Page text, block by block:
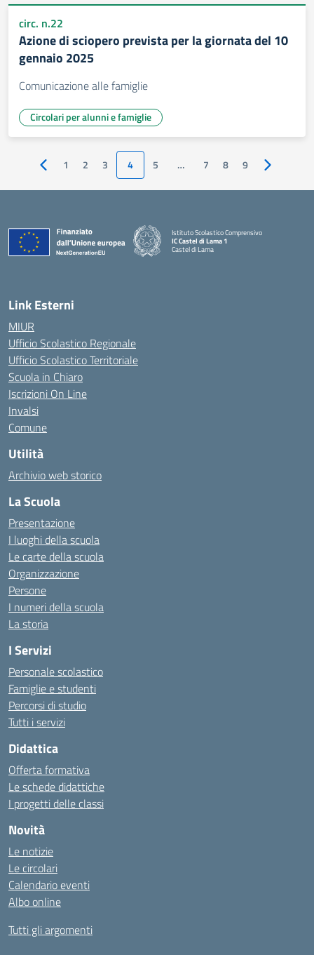
circ. n.22
Azione di sciopero prevista per la giornata del 10
gennaio 2025
Comunicazione alle famiglie
Circolari per alunni e famiglie
Pagina precedente
1 2 3 4 5 … 7 8 9 Pagina
Istituto Scolastico Comprensivo
IC Castel di Lama 1
Castel di Lama
Link Esterni
MIUR
Ufficio Scolastico Regionale
Ufficio Scolastico Territoriale
Scuola in Chiaro
Iscrizioni On Line
Invalsi
Comune
Utilità
Archivio web storico
La Scuola
Presentazione
I luoghi della scuola
Le carte della scuola
Organizzazione
Persone
I numeri della scuola
La storia
I Servizi
Personale scolastico
Famiglie e studenti
Percorsi di studio
Tutti i servizi
Didattica
Offerta formativa
Le schede didattiche
I progetti delle classi
Novità
Le notizie
Le circolari
Calendario eventi
Albo online
Tutti gli argomenti